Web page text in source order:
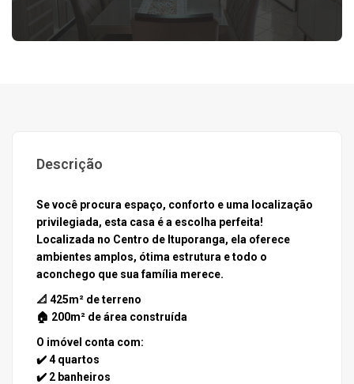
Descrição
Se você procura espaço, conforto e uma localização
privilegiada, esta casa é a escolha perfeita!
Localizada no Centro de Ituporanga, ela oferece
ambientes amplos, ótima estrutura e todo o
aconchego que sua família merece.
📐 425m² de terreno
🏠 200m² de área construída
O imóvel conta com:
✔️ 4 quartos
✔️ 2 banheiros